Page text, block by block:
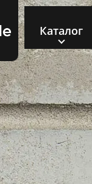
Каталог